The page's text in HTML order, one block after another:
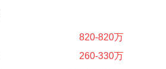
820-820万
260-330万